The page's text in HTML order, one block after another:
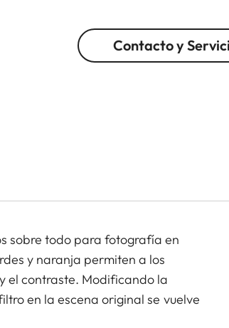
Contacto y
sobre todo para fotografía en
y naranja permiten a los
el contraste. Modificando la
en la escena original se vuelve